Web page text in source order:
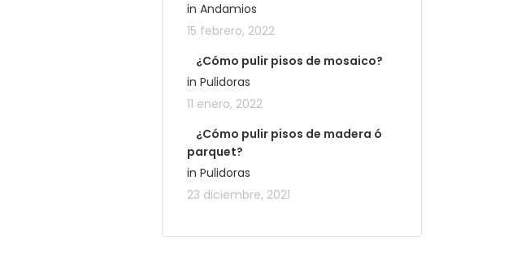
in Andamios
15 febrero, 2022
¿Cómo pulir pisos de mosaico?
in Pulidoras
11 enero, 2022
¿Cómo pulir pisos de madera ó
parquet?
in Pulidoras
23 diciembre, 2021